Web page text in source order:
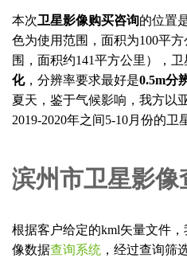
本次卫星影像购买咨询的位置
色为使用范围，面积为100平
围，面积约141平方公里），
化，分辨率要求最好是0.5m分
夏天，鉴于气候影响，我方以
2019-2020年之间5-10月份的卫
滨州市卫星影像
根据客户给定的kml矢量文件
像数据查询系统 ，经过查询筛